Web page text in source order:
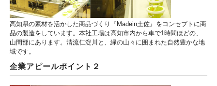
高知県の素材を活かした商品づくり『Madein土佐』をコンセプトに商
品の製造をしています。本社工場は高知市内から車で1時間ほどの、
山間部にあります。清流仁淀川と、緑の山々に囲まれた自然豊かな地
域です。
企業アピールポイント２